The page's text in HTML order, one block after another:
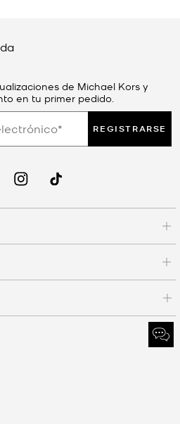
de Michael Kors y
en tu primer pedido.
REGISTRARSE